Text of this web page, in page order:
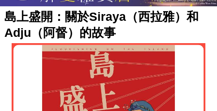
島上盛開：關於Siraya（西拉雅）和
Adju（阿督）的故事